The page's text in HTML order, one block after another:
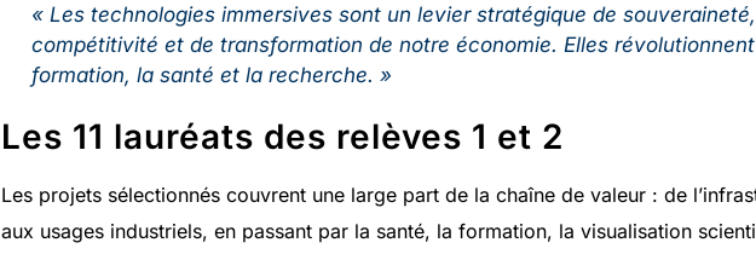
« Les technologies immersives sont un levier stratégique de
compétitivité et de transformation de notre économie. Elles révolutionnent
formation, la santé et la recherche. »
Les 11 lauréats des relèves 1 et 2
Les projets sélectionnés couvrent une large part de la chaîne de valeur : de
aux usages industriels, en passant par la santé, la formation, la visualisation